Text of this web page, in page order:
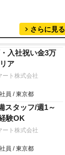
さらに見る
入社祝い金3万
ア
ート株式会社
員 / 東京都
スタッフ/週1～
験OK
ート株式会社
員 / 東京都